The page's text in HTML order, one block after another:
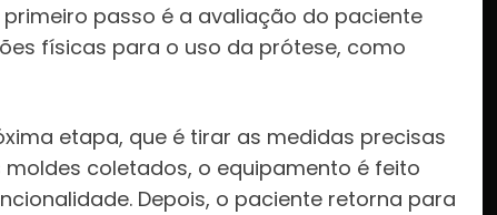
passo é a avaliação do paciente
físicas para o uso da prótese, como
etapa, que é tirar as medidas precisas
coletados, o equipamento é feito
Depois, o paciente retorna para